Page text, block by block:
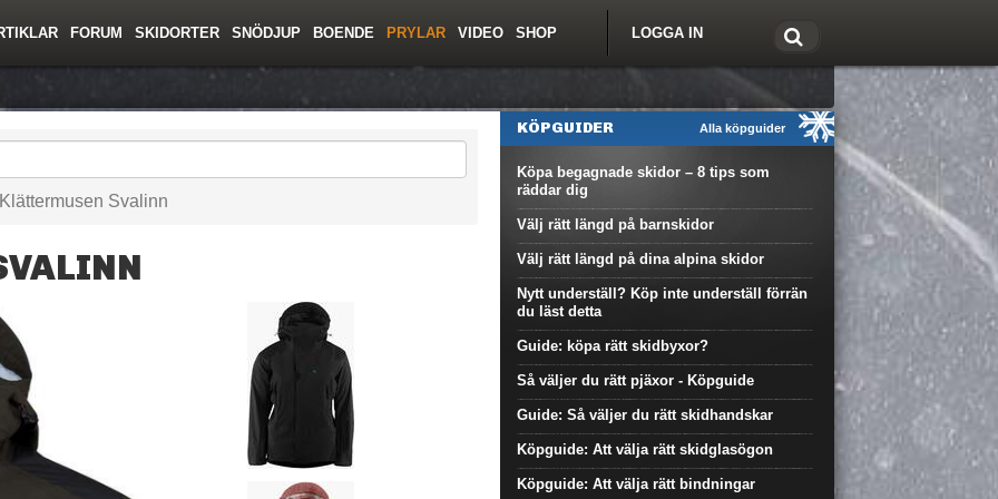
LOGGA IN
FORUM SKIDORTER SNÖDJUP BOENDE PRYLAR VIDEO SHOP
Klättermusen Svalinn
Alla köpguider
KÖPGUIDER
Köpa begagnade skidor – 8 tips som
räddar dig
Välj rätt längd på barnskidor
Välj rätt längd på dina alpina skidor
Nytt underställ? Köp inte underställ förrän
du läst detta
Guide: köpa rätt skidbyxor?
Så väljer du rätt pjäxor - Köpguide
Guide: Så väljer du rätt skidhandskar
Köpguide: Att välja rätt skidglasögon
Köpguide: Att välja rätt bindningar